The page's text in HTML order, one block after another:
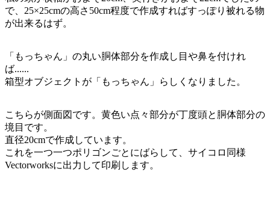
で、25×25cmの高さ50cm程度で作成すればすっぽり被れる物
が出来るはず。
「もっちゃん」の丸い胴体部分を作成し目や鼻を付けれ
ば......
箱型オブジェクトが「もっちゃん」らしくなりました。
こちらが側面図です。黄色い点々部分が丁度頭と胴体部分の
境目です。
直径20cmで作成しています。
これを一つ一つポリゴンごとにばらして、 サイコロ同様
Vectorworksに出力して印刷します。